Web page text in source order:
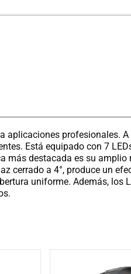
aplicaciones profesionales. A
Está equipado con 7
más destacada es su amplio
cerrado a 4°, produce un
uniforme. Además, los